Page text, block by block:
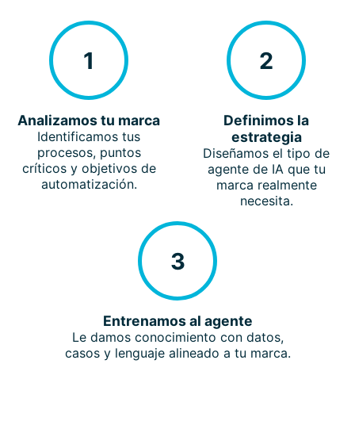
1
Analizamos tu marca
Identificamos tus
procesos, puntos
críticos y objetivos de
automatización.
2
Definimos la
estrategia
Diseñamos el tipo de
agente de IA que tu
marca realmente
necesita.
3
Entrenamos al agente
Le damos conocimiento con datos,
casos y lenguaje alineado a tu marca.